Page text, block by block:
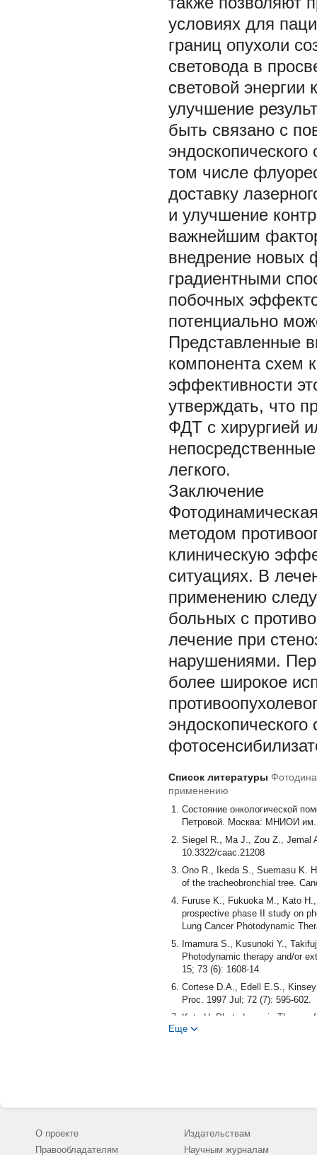
условиях для
границ опухоли
световода в
световой энергии
улучшение
быть связано с
том числе
доставку
и улучшение
важнейшим
внедрение новых
градиентными
побочных
потенциально
Представленные
компонента схем
эффективности
утверждать, что
ФДТ с хирургией
легкого.
Заключение
методом
клиническую
ситуациях. В
применению
больных с
лечение при
нарушениями.
более широкое
Список литературы
применению
Состояние онкологической
Петровой. Москва: МНИОИ
Siegel R., Ma J., Zou Z., Jemal
10.3322/caac.21208
Ono R., Ikeda S., Suemasu K.
of the tracheobronchial tree.
Furuse K., Fukuoka M., Kato
prospective phase II study on
Lung Cancer Photodynamic
Imamura S., Kusunoki Y.,
Photodynamic therapy and/or
15; 73 (6): 1608-14.
Cortese D.A., Edell E.S.,
Proc. 1997 Jul; 72 (7): 595-602.
Kato H. Photodynamic Therapy
(2): 96-9.
Соколов В.В., Телегина Л.В.,
Российский онкологический
Ali A.H., Takizawa H., Kondo
Еще
О проекте
Правообладателям
Издательствам
Научным журналам